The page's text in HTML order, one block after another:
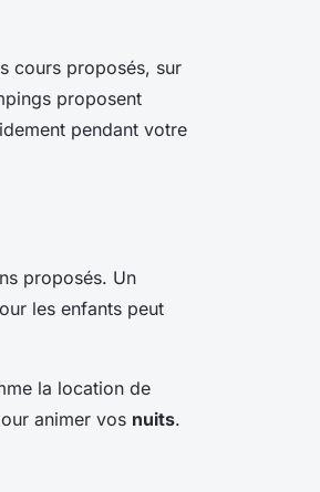
cours proposés, sur
proposent
pendant votre
proposés. Un
les enfants peut
la location de
animer vos nuits.